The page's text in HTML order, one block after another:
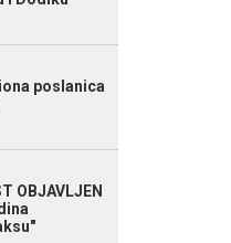
poslanica
OBJAVLJEN